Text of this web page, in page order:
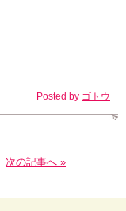
Posted by ゴトウ
次の記事へ »